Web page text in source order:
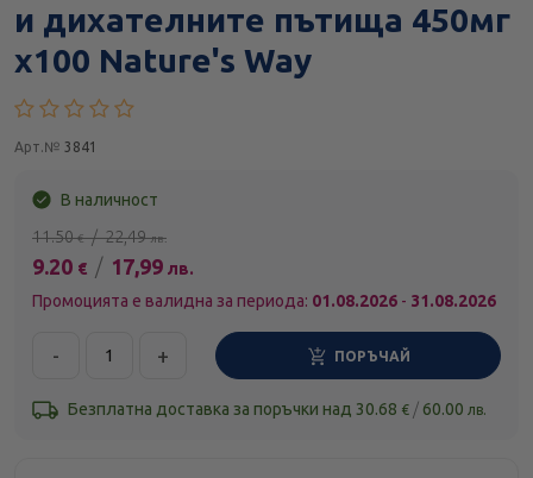
и дихателните пътища 450мг
х100 Nature's Way
Арт.№ 3841
В наличност
11.50 € / 22,49 лв.
9.20 € / 17,99 лв.
Промоцията е валидна за периода: 01.08.2026 - 31.08.2026
- + ПОРЪЧАЙ
Безплатна доставка за поръчки над 30.68 € / 60.00 лв.